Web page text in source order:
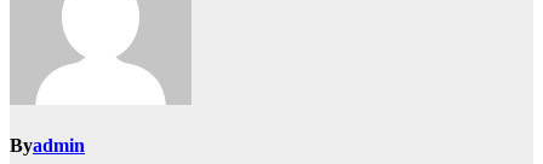
Byadmin